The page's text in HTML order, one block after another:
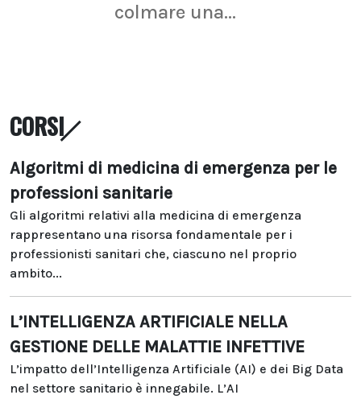
colmare una...
CORSI
Algoritmi di medicina di emergenza per le
professioni sanitarie
Gli algoritmi relativi alla medicina di emergenza
rappresentano una risorsa fondamentale per i
professionisti sanitari che, ciascuno nel proprio
ambito...
L’INTELLIGENZA ARTIFICIALE NELLA
GESTIONE DELLE MALATTIE INFETTIVE
L’impatto dell’Intelligenza Artificiale (AI) e dei Big Data
nel settore sanitario è innegabile. L’AI